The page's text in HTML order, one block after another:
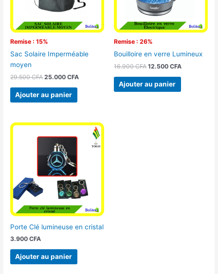
Remise : 15%
Sac Solaire Imperméable
moyen
29.500CFA 25.000CFA
Ajouter au panier
Remise : 26%
Bouilloire en verre Lumineux
16.900CFA 12.500 CFA
Ajouter au panier
Porte Clé lumineuse en cristal
3.900CFA
Ajouter au panier